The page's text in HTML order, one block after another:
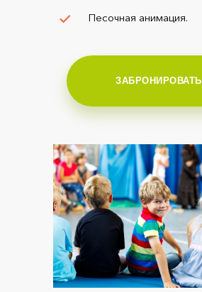
ЗАБРОНИРОВАТЬ
Песочная анимация.